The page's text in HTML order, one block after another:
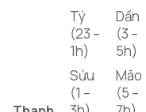
Tý
(23 –
1h)
Sửu
(1 –
Dần
(3 –
5h)
Mão
(5 –